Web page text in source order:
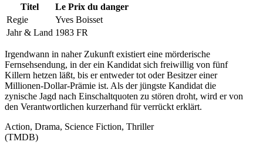
Titel
Le Prix du danger
Regie
Yves Boisset
Jahr & Land 1983 FR
Irgendwann in naher Zukunft existiert eine mörderische
Fernsehsendung, in der ein Kandidat sich freiwillig von fünf
Killern hetzen läßt, bis er entweder tot oder Besitzer einer
Millionen-Dollar-Prämie ist. Als der jüngste Kandidat die
zynische Jagd nach Einschaltquoten zu stören droht, wird er von
den Verantwortlichen kurzerhand für verrückt erklärt.
Action, Drama, Science Fiction, Thriller
(TMDB)